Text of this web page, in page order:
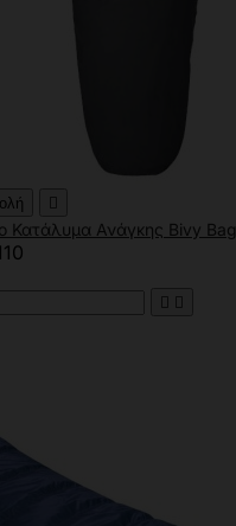

Κατάλυμα Ανάγκης Bivy Bag
 